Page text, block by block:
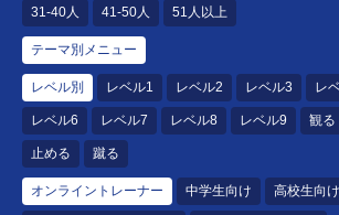
31-40人 41-50人 51人以上
テーマ別メニュー
レベル別 レベル1 レベル2 レベル3 レ
レベル6 レベル7 レベル8 レベル9 観る
止める 蹴る
オンライントレーナー 中学生向け 高校生向け